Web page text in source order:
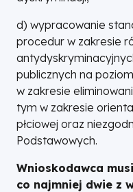
d) wypracowanie
procedur w zakresie
publicznych na
w zakresie
tym w zakresie
płciowej oraz
Podstawowych.
Wnioskodawca
co najmniej dwie z